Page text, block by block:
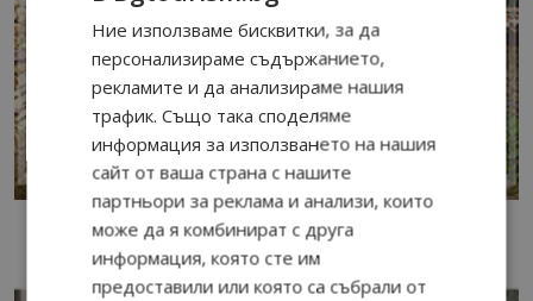
Ние използваме бисквитки, за да
персонализираме съдържанието,
рекламите и да анализираме нашия
трафик. Също така споделяме
информация за използването на нашия
сайт от ваша страна с нашите
партньори за реклама и анализи, които
може да я комбинират с друга
информация, която сте им
предоставили или която са събрали от